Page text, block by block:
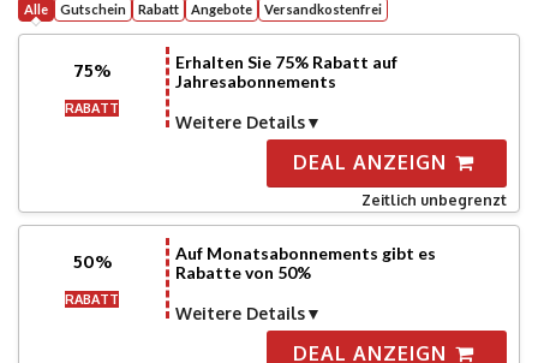
Alle Gutschein Rabatt Angebote Versandkostenfrei
75%
RABATT
Erhalten Sie 75% Rabatt auf
Jahresabonnements
Weitere Details
DEAL ANZEIGN
Zeitlich unbegrenzt
50%
RABATT
Auf Monatsabonnements gibt es
Rabatte von 50%
Weitere Details
DEAL ANZEIGN